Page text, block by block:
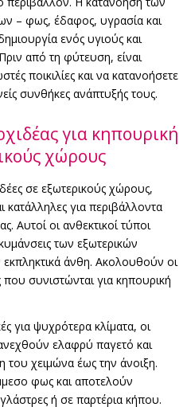
– φως, έδαφος, υγρασία και
ενός υγιούς και
από τη φύτευση, είναι
ποικιλίες και να κατανοήσετε
συνθήκες ανάπτυξής τους.
για κηπουρική
χώρους
σε εξωτερικούς χώρους,
κατάλληλες για περιβάλλοντα
Αυτοί οι ανθεκτικοί τύποι
των εξωτερικών
άνθη. Ακολουθούν οι
που συνιστώνται για κηπουρική
για ψυχρότερα κλίματα, οι
ελαφρύ παγετό και
χειμώνα έως την άνοιξη.
φως και αποτελούν
ή σε παρτέρια κήπου.